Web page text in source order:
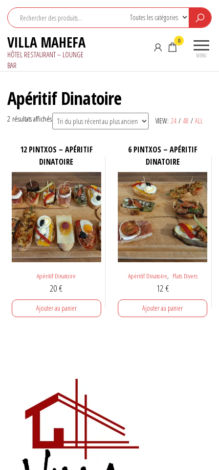
contenu
VILLA MAHEFA
HÔTEL RESTAURANT – LOUNGE
BAR
MENU
0
Apéritif Dinatoire
VIEW: 24 / 48 / ALL
2 résultats affichésTrié
du
récent
au
plus
ancien
12 PINTXOS – APÉRITIF
DINATOIRE
Apéritif Dinatoire
20€
Ajouter au panier
6 PINTXOS – APÉRITIF
DINATOIRE
Apéritif Dinatoire, Plats Divers
12€
Ajouter au panier